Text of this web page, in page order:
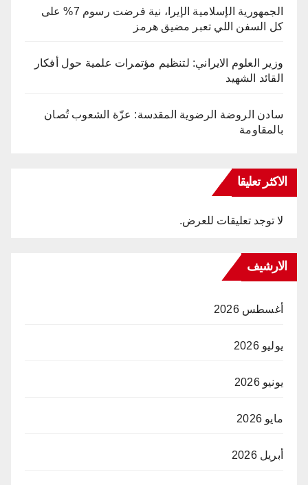
الجمهورية الإسلامية الإيرا، نية فرضت رسوم 7% على
كل السفن اللي تعبر مضيق هرمز
وزير العلوم الايراني: لتنظيم مؤتمرات علمية حول أفكار
القائد الشهيد
سادن الروضة الرضوية المقدسة: عزّة الشعوب تُصان
بالمقاومة
الاكثر تعليقا
لا توجد تعليقات للعرض.
الارشيف
أغسطس 2026
يوليو 2026
يونيو 2026
مايو 2026
أبريل 2026